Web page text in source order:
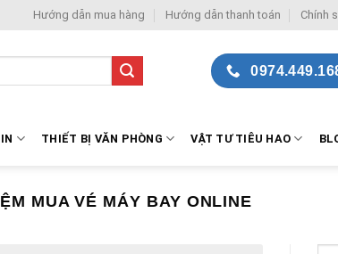
Hướng dẫn mua hàng Hướng dẫn thanh toán Chính
THIẾT BỊ VĂN PHÒNG VẬT TƯ TIÊU HAO
MUA VÉ MÁY BAY ONLINE